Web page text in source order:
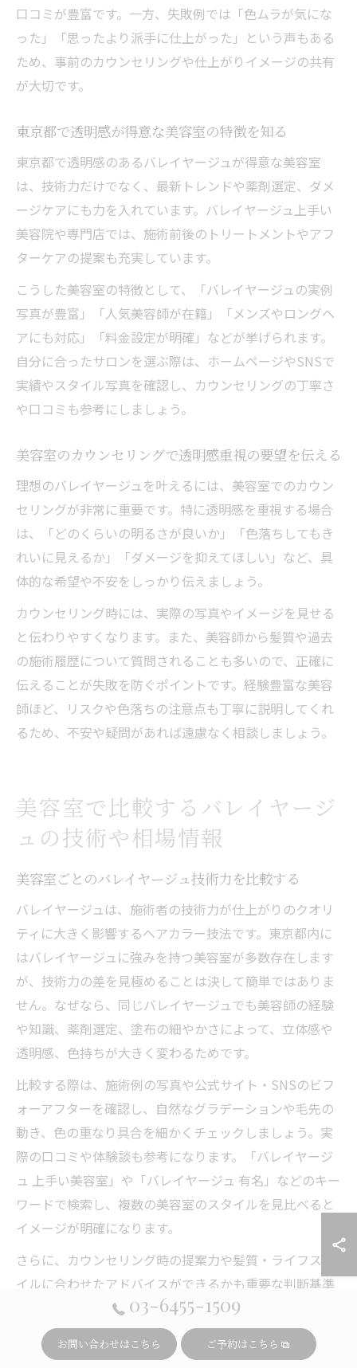
口コミが豊富です。一方、失敗例では「色ムラが気にな
った」「思ったより派手に仕上がった」という声もある
ため、事前のカウンセリングや仕上がりイメージの共有
が大切です。
東京都で透明感が得意な美容室の特徴を知る
東京都で透明感のあるバレイヤージュが得意な美容室
は、技術力だけでなく、最新トレンドや薬剤選定、ダメ
ージケアにも力を入れています。バレイヤージュ上手い
美容院や専門店では、施術前後のトリートメントやアフ
ターケアの提案も充実しています。
こうした美容室の特徴として、「バレイヤージュの実例
写真が豊富」「人気美容師が在籍」「メンズやロングヘ
アにも対応」「料金設定が明確」などが挙げられます。
自分に合ったサロンを選ぶ際は、ホームページやSNSで
実績やスタイル写真を確認し、カウンセリングの丁寧さ
や口コミも参考にしましょう。
美容室のカウンセリングで透明感重視の要望を伝える
理想のバレイヤージュを叶えるには、美容室でのカウン
セリングが非常に重要です。特に透明感を重視する場合
は、「どのくらいの明るさが良いか」「色落ちしてもき
れいに見えるか」「ダメージを抑えてほしい」など、具
体的な希望や不安をしっかり伝えましょう。
カウンセリング時には、実際の写真やイメージを見せる
と伝わりやすくなります。また、美容師から髪質や過去
の施術履歴について質問されることも多いので、正確に
伝えることが失敗を防ぐポイントです。経験豊富な美容
師ほど、リスクや色落ちの注意点も丁寧に説明してくれ
るため、不安や疑問があれば遠慮なく相談しましょう。
美容室で比較するバレイヤージ
ュの技術や相場情報
美容室ごとのバレイヤージュ技術力を比較する
バレイヤージュは、施術者の技術力が仕上がりのクオリ
ティに大きく影響するヘアカラー技法です。東京都内に
はバレイヤージュに強みを持つ美容室が多数存在します
が、技術力の差を見極めることは決して簡単ではありま
せん。なぜなら、同じバレイヤージュでも美容師の経験
や知識、薬剤選定、塗布の細やかさによって、立体感や
透明感、色持ちが大きく変わるためです。
比較する際は、施術例の写真や公式サイト・SNSのビフ
ォーアフターを確認し、自然なグラデーションや毛先の
動き、色の重なり具合を細かくチェックしましょう。実
際の口コミや体験談も参考になります。「バレイヤージ
ュ 上手い美容室」や「バレイヤージュ 有名」などのキー
ワードで検索し、複数の美容室のスタイルを見比べると
イメージが明確になります。
さらに、カウンセリング時の提案力や髪質・ライフスタ
イルに合わせたアドバイスができるかも重要な判断基準
です。初心者の場合は、事前にバレイヤージュの特徴や
リスクも丁寧に説明してくれる美容室を選ぶことで、理
想の仕上がりに近づきやすくなります。
03-6455-1509
お問い合わせはこちら ご予約はこちら